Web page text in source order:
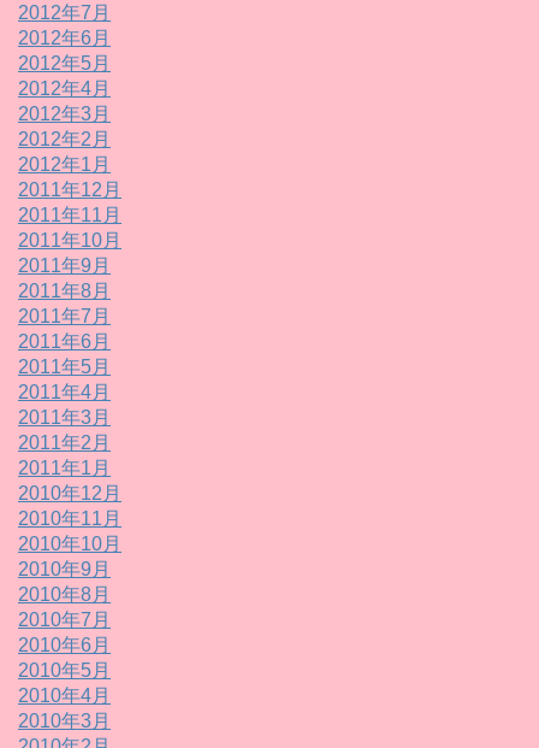
2012年7月
2012年6月
2012年5月
2012年4月
2012年3月
2012年2月
2012年1月
2011年12月
2011年11月
2011年10月
2011年9月
2011年8月
2011年7月
2011年6月
2011年5月
2011年4月
2011年3月
2011年2月
2011年1月
2010年12月
2010年11月
2010年10月
2010年9月
2010年8月
2010年7月
2010年6月
2010年5月
2010年4月
2010年3月